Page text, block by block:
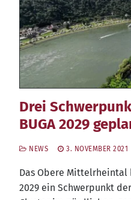
Drei
BUGA 2029
NEWS 3. NOVEMBER 2021
Das Obe­re Mit­tel­rhein­tal
2029 ein Schwer­punkt